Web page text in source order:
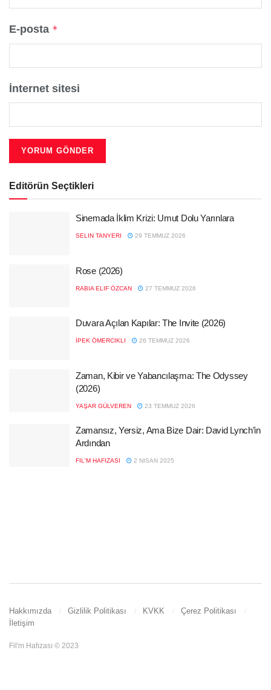
E-posta *
İnternet sitesi
Editörün Seçtikleri
Sinemada İklim Krizi: Umut Dolu Yarınlara
SELIN TANYERI 29 TEMMUZ 2026
Rose (2026)
RABIA ELIF ÖZCAN 27 TEMMUZ 2026
Duvara Açılan Kapılar: The Invite (2026)
İPEK ÖMERCIKLI 26 TEMMUZ 2026
Zaman, Kibir ve Yabancılaşma: The Odyssey
(2026)
YAŞAR GÜLVEREN 23 TEMMUZ 2026
Zamansız, Yersiz, Ama Bize Dair: David Lynch’in
Ardından
FIL'M HAFIZASI 2 NISAN 2025
Hakkımızda Gizlilik Politikası KVKK
Çerez Politikası
İletişim
Fil'm Hafızası © 2023